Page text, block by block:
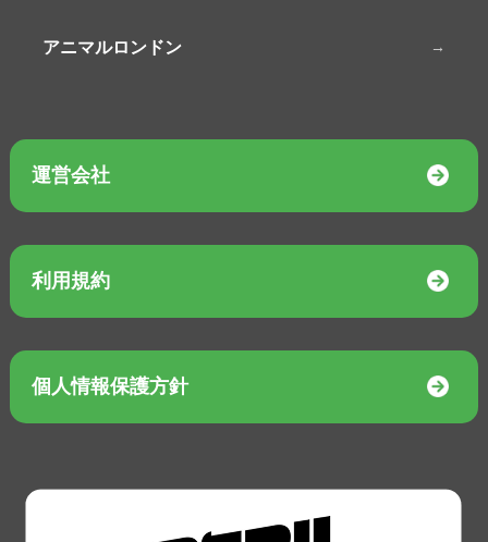
アニマルロンドン
運営会社
利用規約
個人情報保護方針